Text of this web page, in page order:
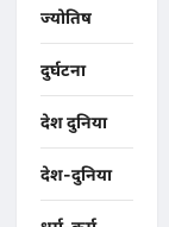
ज्योतिष
दुर्घटना
देश दुनिया
देश-दुनिया